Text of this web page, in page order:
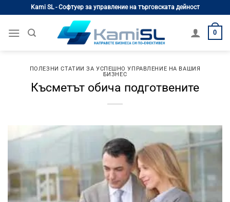
content
Kami SL - Софтуер за управление на търговската дейност
0
ПОЛЕЗНИ СТАТИИ ЗА УСПЕШНО УПРАВЛЕНИЕ НА ВАШИЯ
БИЗНЕС
Късметът обича подготвените